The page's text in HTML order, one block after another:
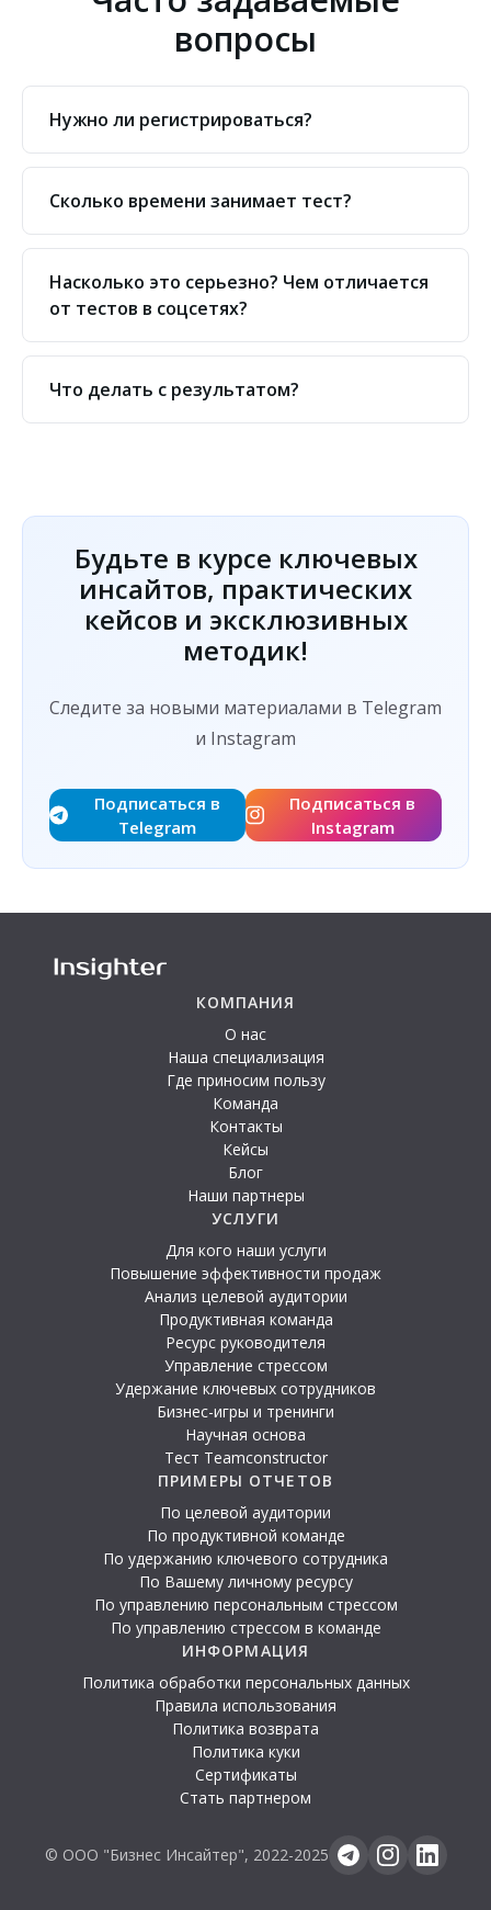
вопросы
Нужно ли регистрироваться?
Сколько времени занимает тест?
Насколько это серьезно? Чем отличается
от тестов в соцсетях?
Что делать с результатом?
Будьте в курсе ключевых
инсайтов, практических
кейсов и эксклюзивных
методик!
Следите за новыми материалами в Telegram
и Instagram
Подписаться в
Telegram
Подписаться в
Instagram
КОМПАНИЯ
О нас
Наша специализация
Где приносим пользу
Команда
Контакты
Кейсы
Блог
Наши партнеры
УСЛУГИ
Для кого наши услуги
Повышение эффективности продаж
Анализ целевой аудитории
Продуктивная команда
Ресурс руководителя
Управление стрессом
Удержание ключевых сотрудников
Бизнес-игры и тренинги
Научная основа
Тест Teamconstructor
ПРИМЕРЫ ОТЧЕТОВ
По целевой аудитории
По продуктивной команде
По удержанию ключевого сотрудника
По Вашему личному ресурсу
По управлению персональным стрессом
По управлению стрессом в команде
ИНФОРМАЦИЯ
Политика обработки персональных данных
Правила использования
Политика возврата
Политика куки
Сертификаты
Стать партнером
© ООО "Бизнес Инсайтер", 2022-2025